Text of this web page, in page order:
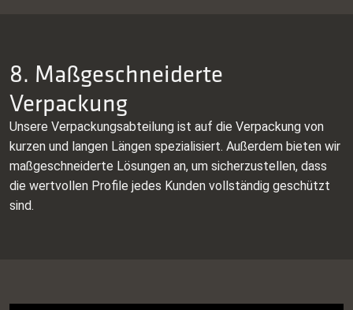
8. Maßgeschneiderte
Verpackung
Unsere Verpackungsabteilung ist auf die Verpackung von
kurzen und langen Längen spezialisiert. Außerdem bieten wir
maßgeschneiderte Lösungen an, um sicherzustellen, dass
die wertvollen Profile jedes Kunden vollständig geschützt
sind.